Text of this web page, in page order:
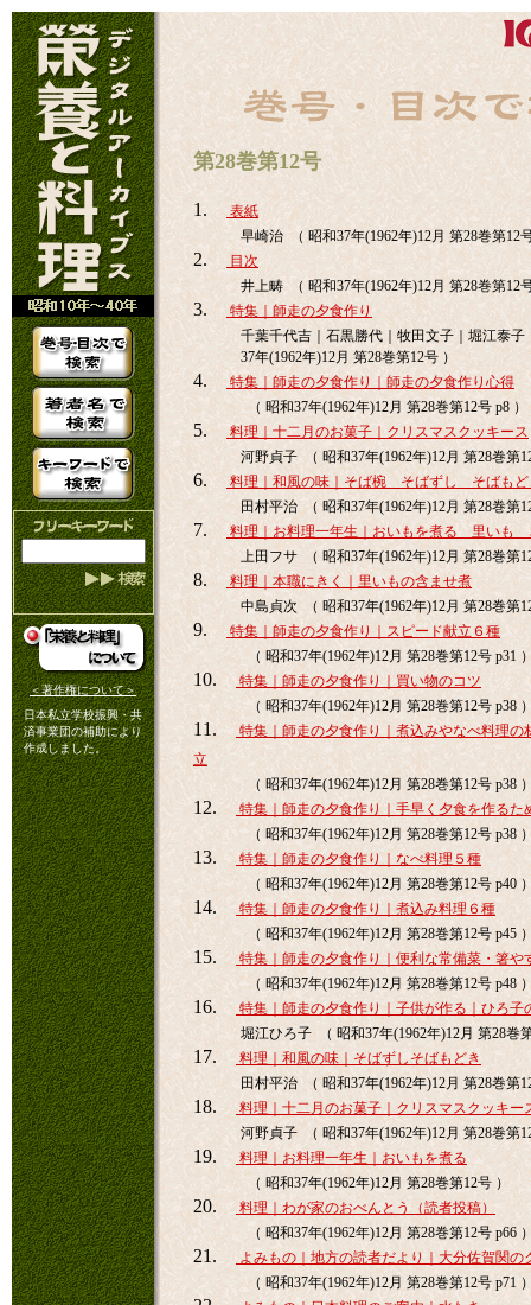
＜著作権について＞
日本私立学校振興・共
済事業団の補助により
作成しました。
第28巻第12号
1.
表紙
早崎治 （ 昭和37年(1962年)12月 第28巻第12
2.
目次
井上畴 （ 昭和37年(1962年)12月 第28巻第12
3.
特集｜師走の夕食作り
千葉千代吉｜石黒勝代｜牧田文子｜堀江泰
37年(1962年)12月 第28巻第12号 ）
4.
特集｜師走の夕食作り｜師走の夕食作り心得
（ 昭和37年(1962年)12月 第28巻第12号 p8 ）
5.
料理｜十二月のお菓子｜クリスマスクッキース
河野貞子 （ 昭和37年(1962年)12月 第28巻第
6.
料理｜和風の味｜そば椀 そばずし そばもど
田村平治 （ 昭和37年(1962年)12月 第28巻第
7.
料理｜お料理一年生｜おいもを煮る 里いも
上田フサ （ 昭和37年(1962年)12月 第28巻第
8.
料理｜本職にきく｜里いもの含ませ煮
中島貞次 （ 昭和37年(1962年)12月 第28巻第
9.
特集｜師走の夕食作り｜スピード献立６種
（ 昭和37年(1962年)12月 第28巻第12号 p31
10.
特集｜師走の夕食作り｜買い物のコツ
（ 昭和37年(1962年)12月 第28巻第12号 p38
11.
特集｜師走の夕食作り｜煮込みやなべ料理の
立
（ 昭和37年(1962年)12月 第28巻第12号 p38
12.
特集｜師走の夕食作り｜手早く夕食を作るた
（ 昭和37年(1962年)12月 第28巻第12号 p38
13.
特集｜師走の夕食作り｜なべ料理５種
（ 昭和37年(1962年)12月 第28巻第12号 p40
14.
特集｜師走の夕食作り｜煮込み料理６種
（ 昭和37年(1962年)12月 第28巻第12号 p45
15.
特集｜師走の夕食作り｜便利な常備菜・箸や
（ 昭和37年(1962年)12月 第28巻第12号 p48
16.
特集｜師走の夕食作り｜子供が作る｜ひろ子
堀江ひろ子 （ 昭和37年(1962年)12月 第28巻
17.
料理｜和風の味｜そばずしそばもどき
田村平治 （ 昭和37年(1962年)12月 第28巻第
18.
料理｜十二月のお菓子｜クリスマスクッキー
河野貞子 （ 昭和37年(1962年)12月 第28巻第
19.
料理｜お料理一年生｜おいもを煮る
（ 昭和37年(1962年)12月 第28巻第12号 ）
20.
料理｜わが家のおべんとう（読者投稿）
（ 昭和37年(1962年)12月 第28巻第12号 p66
21.
よみもの｜地方の読者だより｜大分佐賀関の
（ 昭和37年(1962年)12月 第28巻第12号 p71